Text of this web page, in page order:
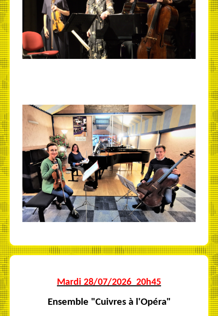
Mardi 28/07/2026 20h45
Ensemble "Cuivres à l'Opéra"